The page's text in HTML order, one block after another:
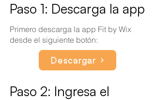
Paso 1: Descarga la app
Primero descarga la app Fit by Wix
desde el siguiente botón:
Descargar
Paso 2: Ingresa el